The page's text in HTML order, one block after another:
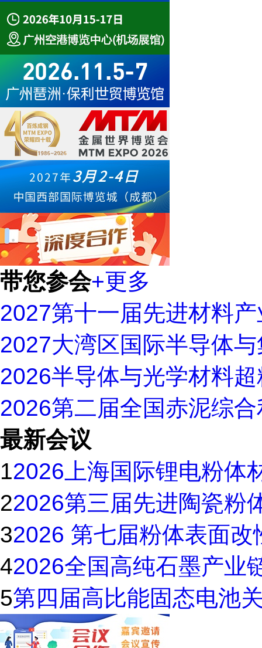
带您参会+更多
2027第十一届先进材料
2027大湾区国际半导体
2026半导体与光学材料
2026第二届全国赤泥综
最新会议
12026上海国际锂电粉体
22026第三届先进陶瓷粉
32026 第七届粉体表面
42026全国高纯石墨产业
5第四届高比能固态电池